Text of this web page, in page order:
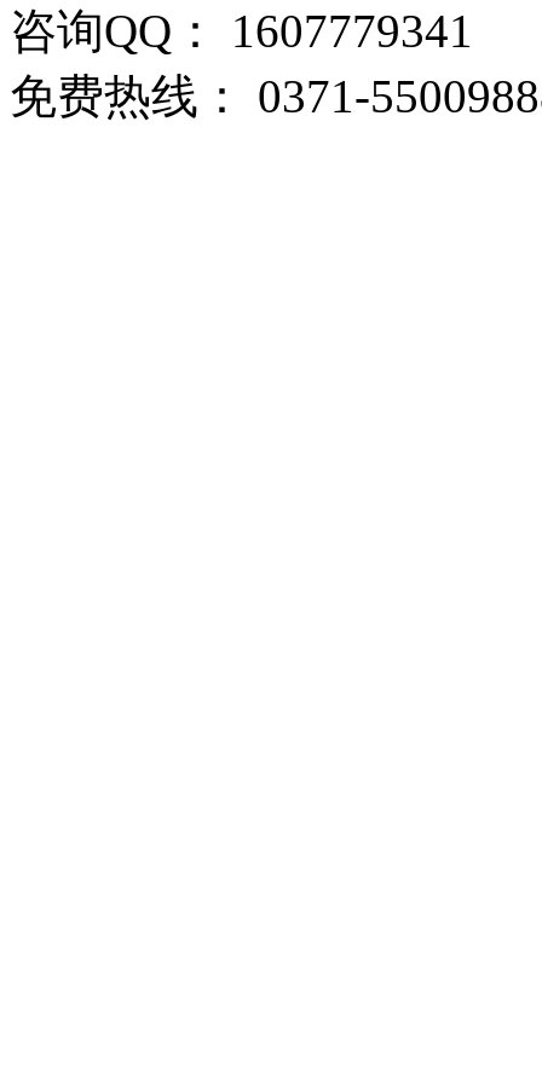
咨询QQ： 1607779341
免费热线： 0371-